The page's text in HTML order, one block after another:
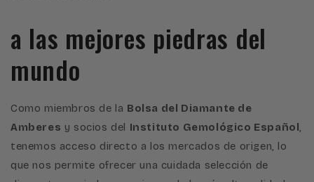
a las mejores piedras del
mundo
Como miembros de la Bolsa del Diamante de
Amberes y socios del Instituto Gemológico Español,
tenemos acceso directo a los mercados de origen, lo
que nos permite ofrecer una cuidada selección de